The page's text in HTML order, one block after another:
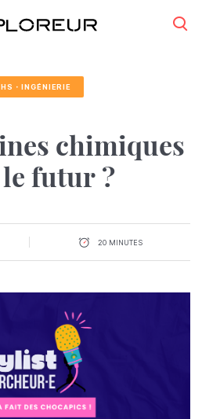
・INGÉNIERIE
chimiques
futur ?
20 MINUTES